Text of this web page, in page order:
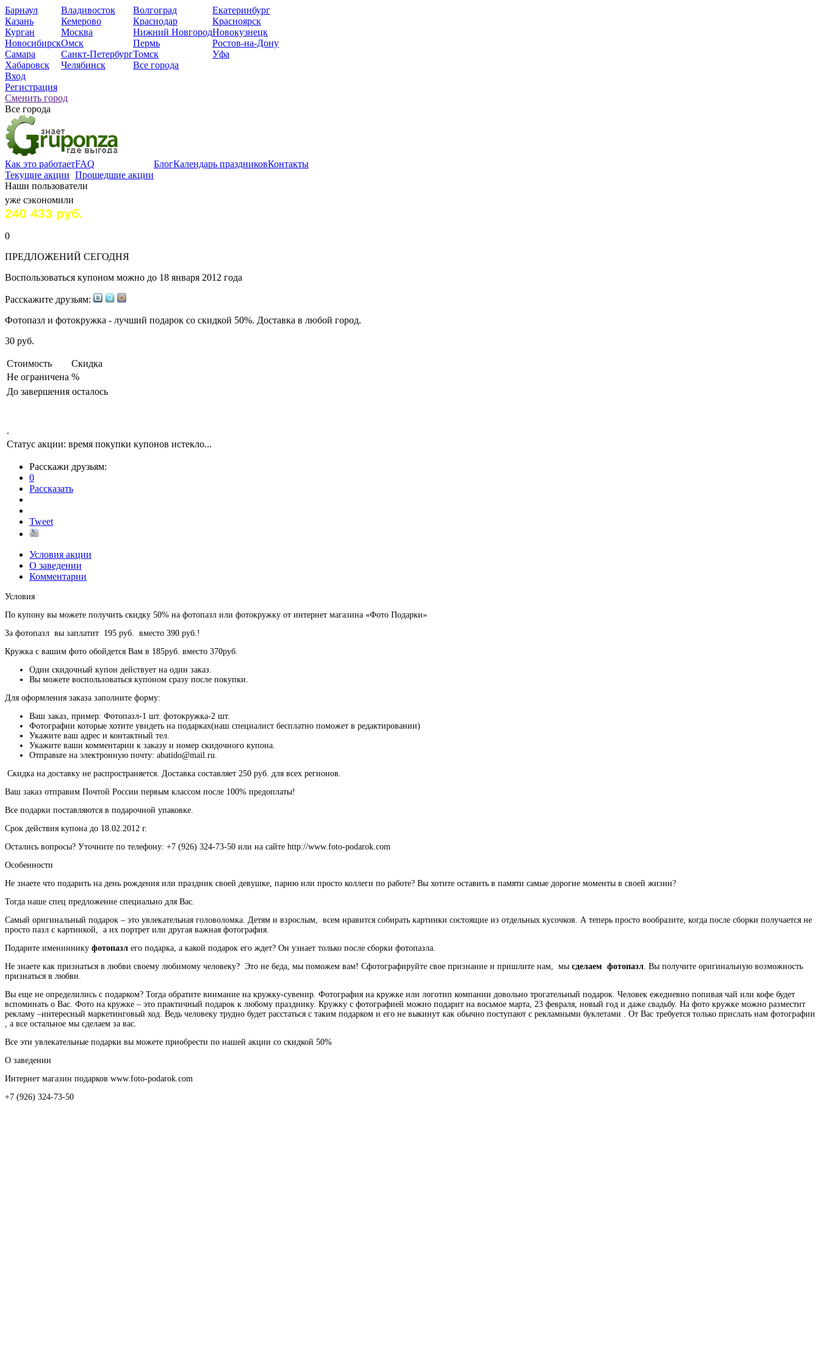
Барнаул Владивосток Волгоград
Екатеринбург
Казань
Кемерово Краснодар
Красноярск
Курган
Москва Нижний НовгородНовокузнецк
НовосибирскОмск Пермь
Ростов-на-Дону
Самара
Санкт-ПетербургТомск
Уфа
Хабаровск
Челябинск
Все города
Вход
Регистрация
Сменить город
Все города
Как это работаетFAQ БлогКалендарь праздниковКонтакты
Текущие акции Прошедшие акции
Наши пользователи
уже сэкoномили
240 433 руб.
0
ПРЕДЛОЖЕНИЙ СЕГОДНЯ
Воспользоваться купоном можно до 18 января 2012 года
Расскажите друзьям:
Фотопазл и фотокружка - лучший подарок со скидкой 50%. Доставка в любой город.
30 руб.
Стоимость
Скидка
Не ограничена %
До завершения осталось
.
Статус акции: время покупки купонов истекло...
Расскажи друзьям:
0
Рассказать
Tweet
Условия акции
О заведении
Комментарии
Условия
По купону вы можете получить скидку 50% на фотопазл или фотокружку от интернет магазина «Фото Подарки»
За фотопазл вы заплатит 195 руб. вместо 390 руб.!
Кружка с вашим фото обойдется Вам в 185руб. вместо 370руб.
Один скидочный купон действует на один заказ.
Вы можете воспользоваться купоном сразу после покупки.
Для оформления заказа заполните форму:
Ваш заказ, пример: Фотопазл-1 шт. фотокружка-2 шт.
Фотографии которые хотите увидеть на подарках(наш специалист бесплатно поможет в редактировании)
Укажите ваш адрес и контактный тел.
Укажите ваши комментарии к заказу и номер скидочного купона.
Отправьте на электронную почту: abatido@mail.ru.
Скидка на доставку не распространяется. Доставка составляет 250 руб. для всех регионов.
Ваш заказ отправим Почтой России первым классом после 100% предоплаты!
Все подарки поставляются в подарочной упаковке.
Срок действия купона до 18.02.2012 г.
Остались вопросы? Уточните по телефону: +7 (926) 324-73-50 или на сайте http://www.foto-podarok.com
Особенности
Не знаете что подарить на день рождения или праздник своей девушке, парню или просто коллеги по работе? Вы хотите оставить в памяти самые дорогие моменты в своей жизни?
Тогда наше спец предложение специально для Вас.
Самый оригинальный подарок – это увлекательная головоломка. Детям и взрослым, всем нравится собирать картинки состоящие из отдельных кусочков. А теперь просто вообразите, когда после сборки получается не
просто пазл с картинкой, а их портрет или другая важная фотография.
Подарите имениннику фотопазл его подарка, а какой подарок его ждет? Он узнает только после сборки фотопазла.
Не знаете как признаться в любви своему любимому человеку? Это не беда, мы поможем вам! Сфотографируйте свое признание и пришлите нам, мы сделаем фотопазл. Вы получите оригинальную возможность
признаться в любви.
Вы еще не определились с подарком? Тогда обратите внимание на кружку-сувенир. Фотография на кружке или логотип компании довольно трогательный подарок. Человек ежедневно попивая чай или кофе будет
вспоминать о Вас. Фото на кружке – это практичный подарок к любому празднику. Кружку с фотографией можно подарит на восьмое марта, 23 февраля, новый год и даже свадьбу. На фото кружке можно разместит
рекламу –интересный маркетинговый ход. Ведь человеку трудно будет расстаться с таким подарком и его не выкинут как обычно поступают с рекламными буклетами . От Вас требуется только прислать нам фотографии
, а все остальное мы сделаем за вас.
Все эти увлекательные подарки вы можете приобрести по нашей акции со скидкой 50%
О заведении
Интернет магазин подарков www.foto-podarok.com
+7 (926) 324-73-50